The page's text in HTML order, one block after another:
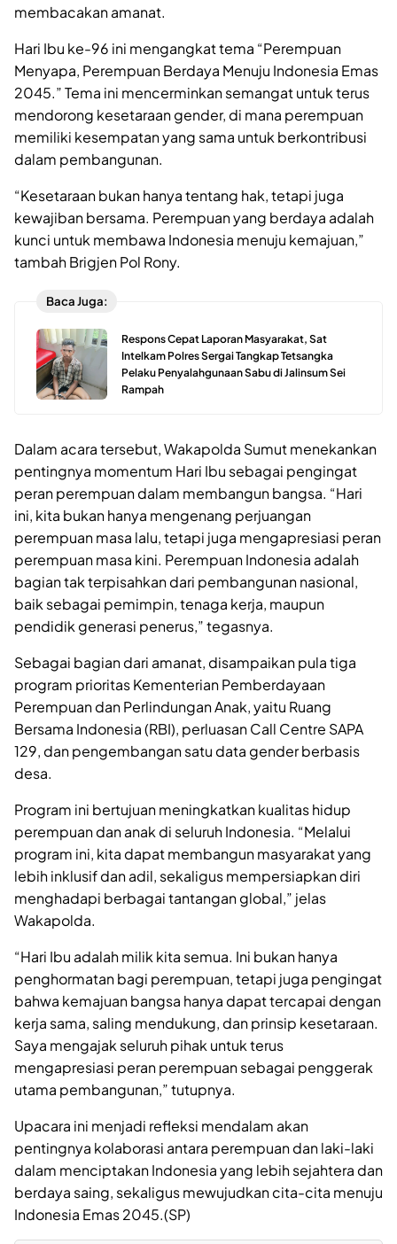
membacakan amanat.
Hari Ibu ke-96 ini mengangkat tema “Perempuan
Menyapa, Perempuan Berdaya Menuju Indonesia Emas
2045.” Tema ini mencerminkan semangat untuk terus
mendorong kesetaraan gender, di mana perempuan
memiliki kesempatan yang sama untuk berkontribusi
dalam pembangunan.
“Kesetaraan bukan hanya tentang hak, tetapi juga
kewajiban bersama. Perempuan yang berdaya adalah
kunci untuk membawa Indonesia menuju kemajuan,”
tambah Brigjen Pol Rony.
Baca Juga:
Respons Cepat Laporan Masyarakat, Sat
Intelkam Polres Sergai Tangkap Tetsangka
Pelaku Penyalahgunaan Sabu di Jalinsum Sei
Rampah
Dalam acara tersebut, Wakapolda Sumut menekankan
pentingnya momentum Hari Ibu sebagai pengingat
peran perempuan dalam membangun bangsa. “Hari
ini, kita bukan hanya mengenang perjuangan
perempuan masa lalu, tetapi juga mengapresiasi peran
perempuan masa kini. Perempuan Indonesia adalah
bagian tak terpisahkan dari pembangunan nasional,
baik sebagai pemimpin, tenaga kerja, maupun
pendidik generasi penerus,” tegasnya.
Sebagai bagian dari amanat, disampaikan pula tiga
program prioritas Kementerian Pemberdayaan
Perempuan dan Perlindungan Anak, yaitu Ruang
Bersama Indonesia (RBI), perluasan Call Centre SAPA
129, dan pengembangan satu data gender berbasis
desa.
Program ini bertujuan meningkatkan kualitas hidup
perempuan dan anak di seluruh Indonesia. “Melalui
program ini, kita dapat membangun masyarakat yang
lebih inklusif dan adil, sekaligus mempersiapkan diri
menghadapi berbagai tantangan global,” jelas
Wakapolda.
“Hari Ibu adalah milik kita semua. Ini bukan hanya
penghormatan bagi perempuan, tetapi juga pengingat
bahwa kemajuan bangsa hanya dapat tercapai dengan
kerja sama, saling mendukung, dan prinsip kesetaraan.
Saya mengajak seluruh pihak untuk terus
mengapresiasi peran perempuan sebagai penggerak
utama pembangunan,” tutupnya.
Upacara ini menjadi refleksi mendalam akan
pentingnya kolaborasi antara perempuan dan laki-laki
dalam menciptakan Indonesia yang lebih sejahtera dan
berdaya saing, sekaligus mewujudkan cita-cita menuju
Indonesia Emas 2045.(SP)